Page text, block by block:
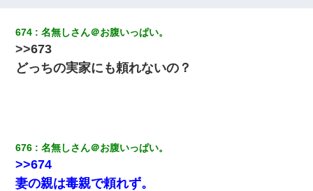
てしても結婚て難しいんだなぁ…と思ってた
【悲報】嫁がワイのこと嫌いっぽいから単身赴任した結果
体中に赤い蕁麻疹みたいなのができて、皮膚科にいったら「ジベ
ル薔薇色ひこう疹」という症状だと言われた
674 名無しさん＠お腹いっぱい。
>>673
どっちの実家にも頼れないの？
676 名無しさん＠お腹いっぱい。
>>674
妻の親は毒親で頼れず。